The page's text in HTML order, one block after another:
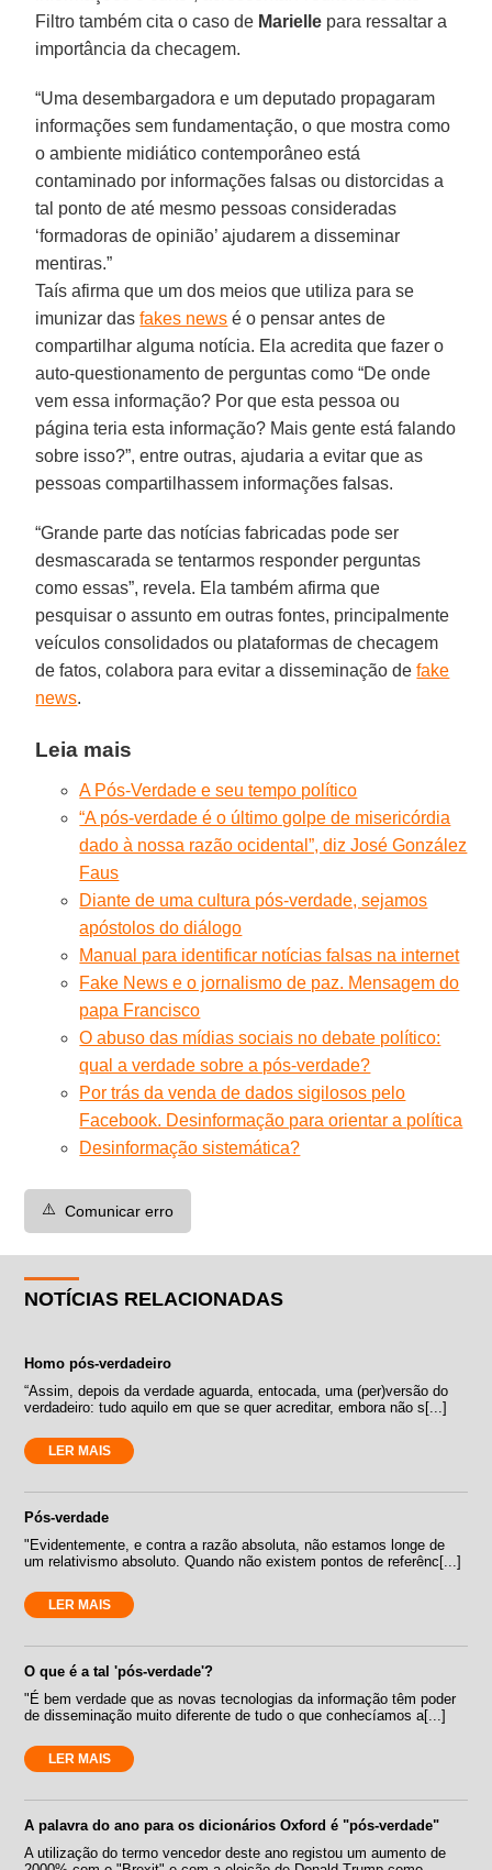
Filtro também cita o caso de Marielle para ressaltar a
importância da checagem.
“Uma desembargadora e um deputado propagaram
informações sem fundamentação, o que mostra como
o ambiente midiático contemporâneo está
contaminado por informações falsas ou distorcidas a
tal ponto de até mesmo pessoas consideradas
‘formadoras de opinião’ ajudarem a disseminar
mentiras.”
Taís afirma que um dos meios que utiliza para se
imunizar dasfakes news é o pensar antes de
compartilhar alguma notícia. Ela acredita que fazer o
auto-questionamento de perguntas como “De onde
vem essa informação? Por que esta pessoa ou
página teria esta informação? Mais gente está falando
sobre isso?”, entre outras, ajudaria a evitar que as
pessoas compartilhassem informações falsas.
“Grande parte das notícias fabricadas pode ser
desmascarada se tentarmos responder perguntas
como essas”, revela. Ela também afirma que
pesquisar o assunto em outras fontes, principalmente
veículos consolidados ou plataformas de checagem
de fatos, colabora para evitar a disseminação defake
news.
Leia mais
A Pós-Verdade e seu tempo político
“A pós-verdade é o último golpe de misericórdia
dado à nossa razão ocidental”, diz José González
Faus
Diante de uma cultura pós-verdade, sejamos
apóstolos do diálogo
Manual para identificar notícias falsas na internet
Fake News e o jornalismo de paz. Mensagem do
papa Francisco
O abuso das mídias sociais no debate político:
qual a verdade sobre a pós-verdade?
Por trás da venda de dados sigilosos pelo
Facebook. Desinformação para orientar a política
Desinformação sistemática?
⚠️ Comunicar erro
NOTÍCIAS RELACIONADAS
Homo pós-verdadeiro
“Assim, depois da verdade aguarda, entocada, uma (per)versão do
verdadeiro: tudo aquilo em que se quer acreditar, embora não s[...]
LER MAIS
Pós-verdade
"Evidentemente, e contra a razão absoluta, não estamos longe de
um relativismo absoluto. Quando não existem pontos de referênc[...]
LER MAIS
O que é a tal 'pós-verdade'?
"É bem verdade que as novas tecnologias da informação têm poder
de disseminação muito diferente de tudo o que conhecíamos a[...]
LER MAIS
A palavra do ano para os dicionários Oxford é "pós-verdade"
A utilização do termo vencedor deste ano registou um aumento de